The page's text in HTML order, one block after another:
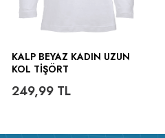
KALP BEYAZ KADIN UZUN
KOL TIŞÖRT
249,99 TL